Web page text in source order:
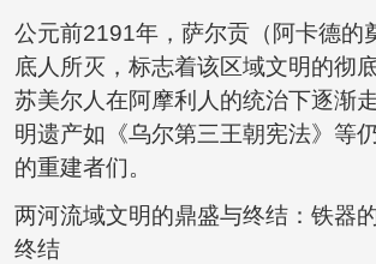
公元前2191年，萨尔贡（阿卡德的
底人所灭，标志着该区域文明的彻
苏美尔人在阿摩利人的统治下逐渐
明遗产如《乌尔第三王朝宪法》等
的重建者们。
两河流域文明的鼎盛与终结：铁器
终结